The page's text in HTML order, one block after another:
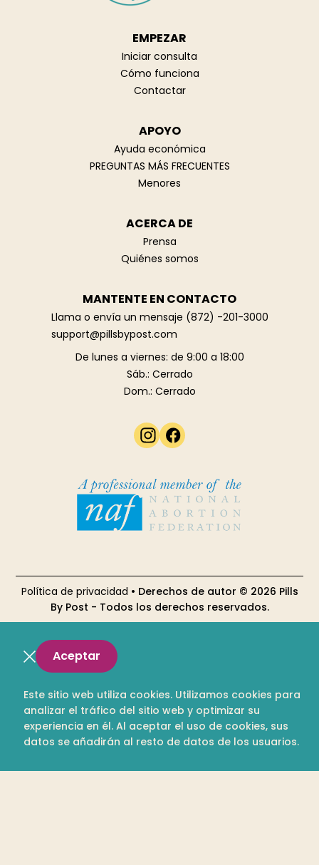
EMPEZAR
Iniciar consulta
Cómo funciona
Contactar
APOYO
Ayuda económica
PREGUNTAS MÁS FRECUENTES
Menores
ACERCA DE
Prensa
Quiénes somos
MANTENTE EN CONTACTO
Llama o envía un mensaje (872) -201-3000
support@pillsbypost.com‍
De lunes a viernes: de 9:00 a 18:00
Sáb.: Cerrado
Dom.: Cerrado
Política de privacidad • Derechos de autor © 2026 Pills
By Post - Todos los derechos reservados.
Aceptar
Este sitio web utiliza cookies. Utilizamos cookies para
analizar el tráfico del sitio web y optimizar su
experiencia en él. Al aceptar el uso de cookies, sus
datos se añadirán al resto de datos de los usuarios.